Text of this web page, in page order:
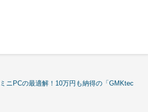
ニPCの最適解！10万円も納得の「GMKtec